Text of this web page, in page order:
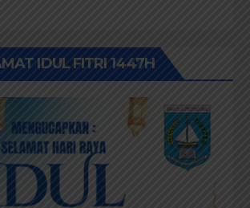
IDUL FITRI 1447H